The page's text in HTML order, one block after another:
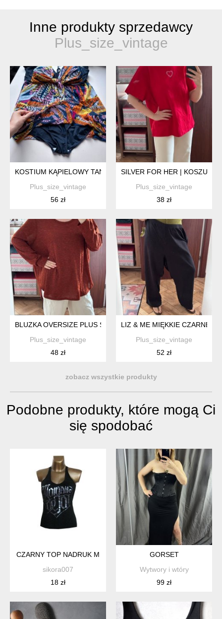
Inne produkty sprzedawcy
Plus_size_vintage
KOSTIUM KĄPIELOWY TANKINI VANTDO 3XL 4XL KOLOROWY
Plus_size_vintage
56 zł
SILVER FOR HER |
Plus_size_vintage
38 zł
BLUZKA OVERSIZE PLUS SIZE 6XL 52 CEGLANA MELANŻ
Plus_size_vintage
48 zł
LIZ & ME MIĘKKIE CZARNE
Plus_size_vintage
52 zł
zobacz wszystkie produkty
Podobne produkty, które mogą Ci
się spodobać
CZARNY TOP NADRUK M
sikora007
18 zł
GORSET
Wytwory i wtóry
99 zł